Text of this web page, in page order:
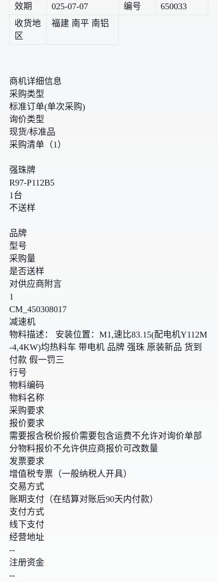
效期
025-07-07
编号
650033
收货地
区
福建 南平 南铝
商机详细信息
采购类型
标准订单(单次采购)
询价类型
现货/标准品
采购清单（1）
强珠牌
R97-P112B5
1台
不送样
品牌
型号
采购量
是否送样
对供应商附言
1
CM_450308017
减速机
物料描述： 安装位置：M1,速比83.15(配电机Y112M
-4,4KW)均热料车 带电机 品牌 强珠 原装新品 货到
付款 假一罚三
行号
物料编码
物料名称
采购要求
报价要求
需要报含税价报价需要包含运费不允许对询价单部
分物料报价不允许供应商报价可改数量
发票要求
增值税专票（一般纳税人开具）
交易方式
账期支付（在结算对账后90天内付款）
支付方式
线下支付
经营地址
--
注册资金
--